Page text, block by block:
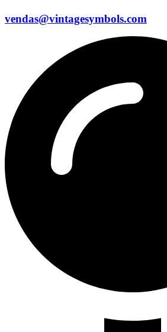
vendas@vintagesymbols.com